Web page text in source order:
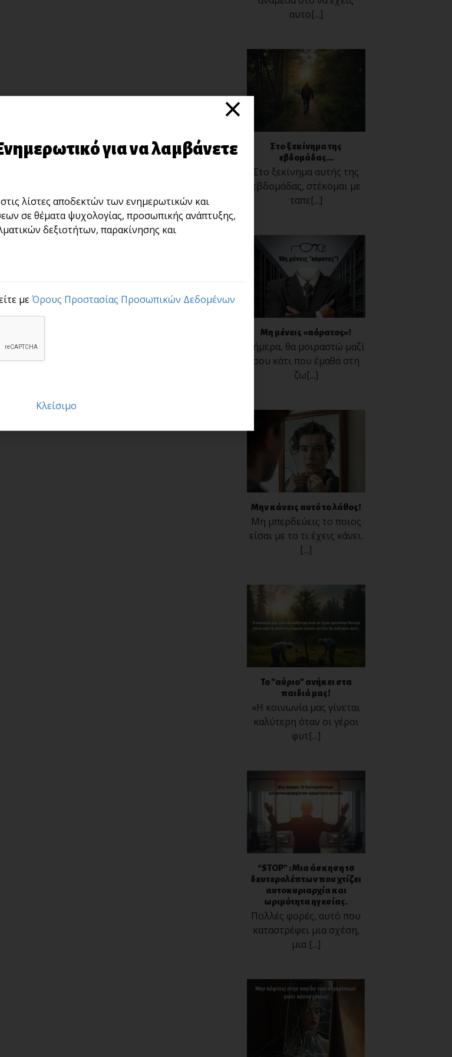
αυτο[...]
Στο ξεκίνημα της
εβδομάδας...
Στο ξεκίνημα αυτής της
εβδομάδας, στέκομαι με
ταπε[...]
Μη μένεις «αόρατος»!
Σήμερα, θα μοιραστώ μαζί
σου κάτι που έμαθα στη
ζω[...]
Μην κάνεις αυτό το λάθος!
Μη μπερδεύεις το ποιος
είσαι με το τι έχεις κάνει.
[...]
Το "αύριο" ανήκει στα
παιδιά μας!
«Η κοινωνία μας γίνεται
καλύτερη όταν οι γέροι
φυτ[...]
“STOP” : Μια άσκηση 10
δευτερολέπτων που χτίζει
αυτοκυριαρχία και
ωριμότητα ηγεσίας.
Πολλές φορές, αυτό που
καταστρέφει μια σχέση,
μια [...]
×
για να λαμβάνετε
λίστες αποδεκτών των ενημερωτικών και
σε θέματα ψυχολογίας, προσωπικής ανάπτυξης,
δεξιοτήτων, παρακίνησης και
μεΌρους Προστασίας Προσωπικών Δεδομένων
Κλείσιμο